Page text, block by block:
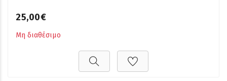
25,00€
Μη διαθέσιμο